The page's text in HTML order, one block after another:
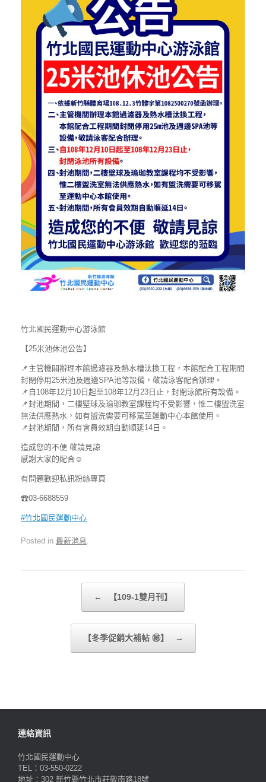
竹北國民運動中心游泳館
【25米池休池公告】
📌主管機關辦理本館過濾器及熱水槽汰換工程，本館配合工程期間
封閉停用25米池及週邊SPA池等設備，敬請泳客配合辦理。
📌 自108年12月10日起至108年12月23日止，封閉泳館所有設備。
📌封池期間，二樓壁球及瑜珈教室課程均不受影響，惟二樓盥洗室
無法供應熱水，如有盥洗需要可移駕至運動中心本館使用。
📌封池期間，所有會員效期自動順延14日。
造成您的不便 敬請見諒
感謝大家的配合☺️
有問題歡迎私訊粉絲專頁
☎03-6688559
#竹北國民運動中心
Posted in 最新消息.
← 【109-1雙月刊】
【冬季促銷大補帖 ㊙】 →
連絡資訊
竹北國民運動中心
TEL：03-550-0222
地址：302 新竹縣竹北市莊敬南路18號